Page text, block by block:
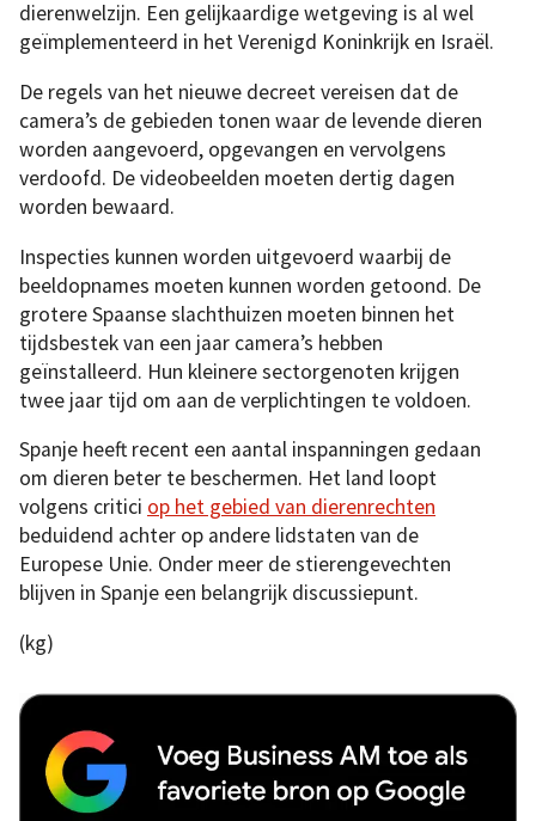
dierenwelzijn. Een gelijkaardige wetgeving is al wel
geïmplementeerd in het Verenigd Koninkrijk en Israël.
De regels van het nieuwe decreet vereisen dat de
camera’s de gebieden tonen waar de levende dieren
worden aangevoerd, opgevangen en vervolgens
verdoofd. De videobeelden moeten dertig dagen
worden bewaard.
Inspecties kunnen worden uitgevoerd waarbij de
beeldopnames moeten kunnen worden getoond. De
grotere Spaanse slachthuizen moeten binnen het
tijdsbestek van een jaar camera’s hebben
geïnstalleerd. Hun kleinere sectorgenoten krijgen
twee jaar tijd om aan de verplichtingen te voldoen.
Spanje heeft recent een aantal inspanningen gedaan
om dieren beter te beschermen. Het land loopt
volgens critici op het gebied van dierenrechten
beduidend achter op andere lidstaten van de
Europese Unie. Onder meer de stierengevechten
blijven in Spanje een belangrijk discussiepunt.
(kg)